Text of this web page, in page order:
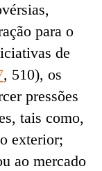
para o
de
, 510), os
pressões
tais como,
exterior;
ao mercado